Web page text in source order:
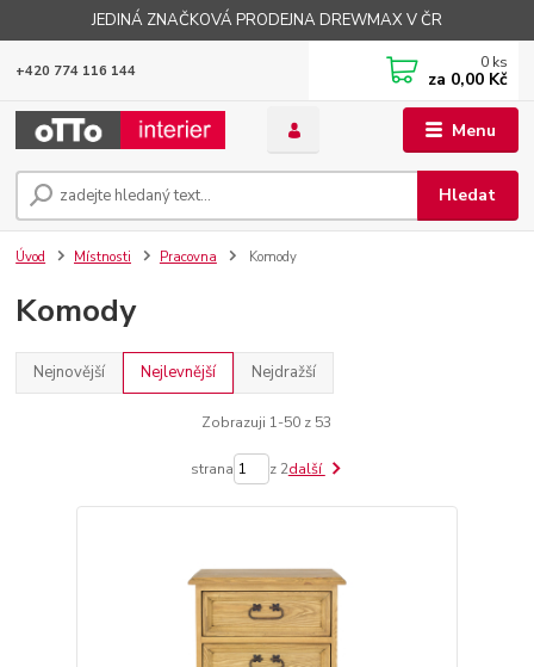
JEDINÁ ZNAČKOVÁ PRODEJNA DREWMAX V ČR
Menu
Hledat
+420 774 116 144 0 ks
za 0,00 Kč
Úvod Místnosti Pracovna Komody
Komody
Nejnovější Nejlevnější Nejdražší
Zobrazuji 1-50 z 53
strana z 2další